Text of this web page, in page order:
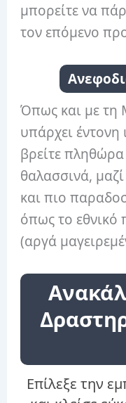
μπορείτε να
τον επόμενο
Όπως και με τη
υπάρχει
βρείτε
θαλασσινά,
και πιο
όπως το
(αργά
Επίλεξε την